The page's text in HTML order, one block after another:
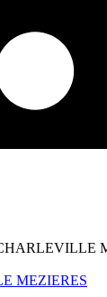
MEZIERES